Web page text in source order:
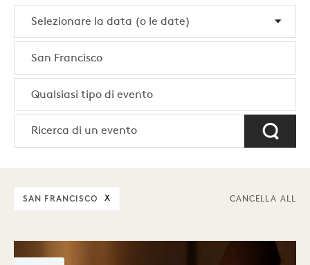
SAN FRANCISCO X CANCELLA ALL